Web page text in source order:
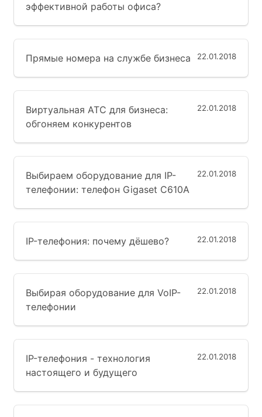
эффективной работы офиса?
22.01.2018
Прямые номера на службе бизнеса
22.01.2018
Виртуальная АТС для бизнеса:
обгоняем конкурентов
22.01.2018
Выбираем оборудование для IP-
телефонии: телефон Gigaset C610A
22.01.2018
IP-телефония: почему дёшево?
22.01.2018
Выбирая оборудование для VoIP-
телефонии
22.01.2018
IP-телефония - технология
настоящего и будущего